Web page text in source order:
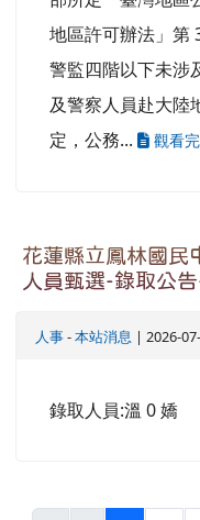
地區許可辦法」第
警監四階以下未涉
及警察人員赴大陸
定，公務...
觀看
花蓮縣立鳳林國民
人員甄選-錄取公
人事-本站消息 | 2026-
錄取人員:溫 0 嬌